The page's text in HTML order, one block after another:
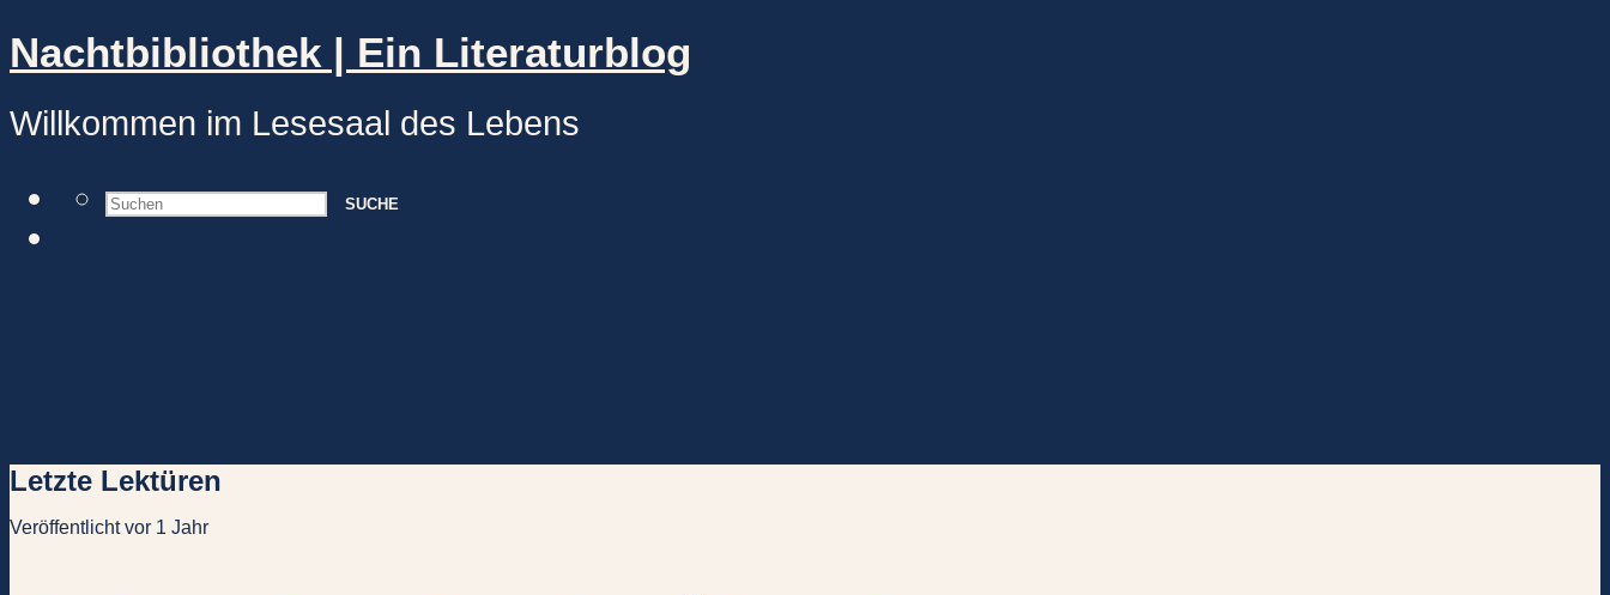
Nachtbibliothek | Ein Literaturblog
Willkommen im Lesesaal des Lebens
SUCHE
Letzte Lektüren
Veröffentlicht vor 1 Jahr